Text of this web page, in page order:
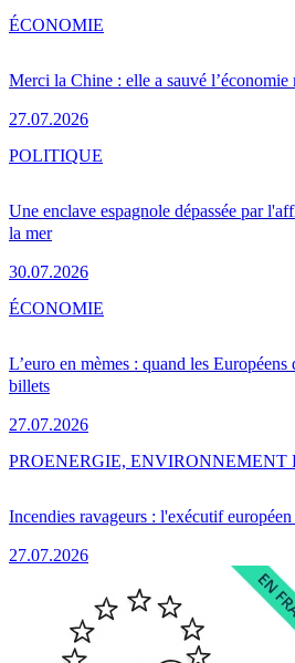
Merci la Chine : elle a sauvé l’économie
27.07.2026
ÉCONOMIE
Une enclave espagnole dépassée par
la mer
30.07.2026
POLITIQUE
L’euro en mèmes : quand les
billets
27.07.2026
ÉCONOMIE
Incendies ravageurs : l'exécutif
27.07.2026
PROENERGIE, ENVIRONNEMENT